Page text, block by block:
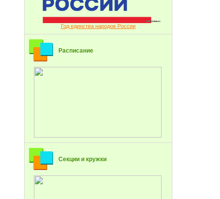
Год единства народов России
Расписание
Секции и кружки